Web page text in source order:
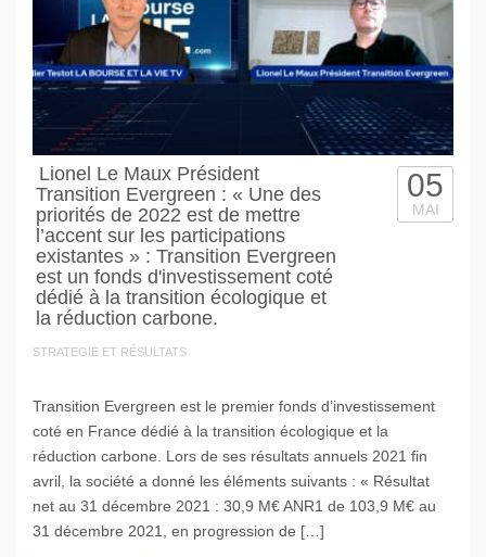
Lionel Le Maux Président
Transition Evergreen : « Une des
priorités de 2022 est de mettre
l’accent sur les participations
existantes » : Transition Evergreen
est un fonds d'investissement coté
dédié à la transition écologique et
la réduction carbone.
STRATEGIE ET RÉSULTATS
05
MAI
Transition Evergreen est le premier fonds d’investissement
coté en France dédié à la transition écologique et la
réduction carbone. Lors de ses résultats annuels 2021 fin
avril, la société a donné les éléments suivants : « Résultat
net au 31 décembre 2021 : 30,9 M€ ANR1 de 103,9 M€ au
31 décembre 2021, en progression de […]